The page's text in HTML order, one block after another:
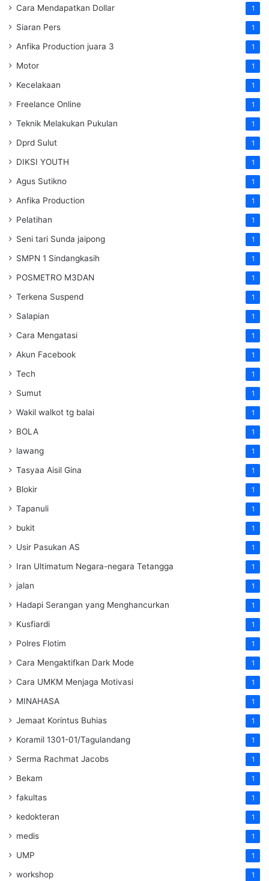
Cara Mendapatkan Dollar 1
Siaran Pers 1
Anfika Production juara 3 1
Motor 1
Kecelakaan 1
Freelance Online 1
Teknik Melakukan Pukulan 1
Dprd Sulut 1
DIKSI YOUTH 1
Agus Sutikno 1
Anfika Production 1
Pelatihan 1
Seni tari Sunda jaipong 1
SMPN 1 Sindangkasih 1
POSMETRO M3DAN 1
Terkena Suspend 1
Salapian 1
Cara Mengatasi 1
Akun Facebook 1
Tech 1
Sumut 1
Wakil walkot tg balai 1
BOLA 1
lawang 1
Tasyaa Aisil Gina 1
Blokir 1
Tapanuli 1
bukit 1
Usir Pasukan AS 1
Iran Ultimatum Negara-negara Tetangga 1
jalan 1
Hadapi Serangan yang Menghancurkan 1
Kusfiardi 1
Polres Flotim 1
Cara Mengaktifkan Dark Mode 1
Cara UMKM Menjaga Motivasi 1
MINAHASA 1
Jemaat Korintus Buhias 1
Koramil 1301-01/Tagulandang 1
Serma Rachmat Jacobs 1
Bekam 1
fakultas 1
kedokteran 1
medis 1
UMP 1
workshop 1